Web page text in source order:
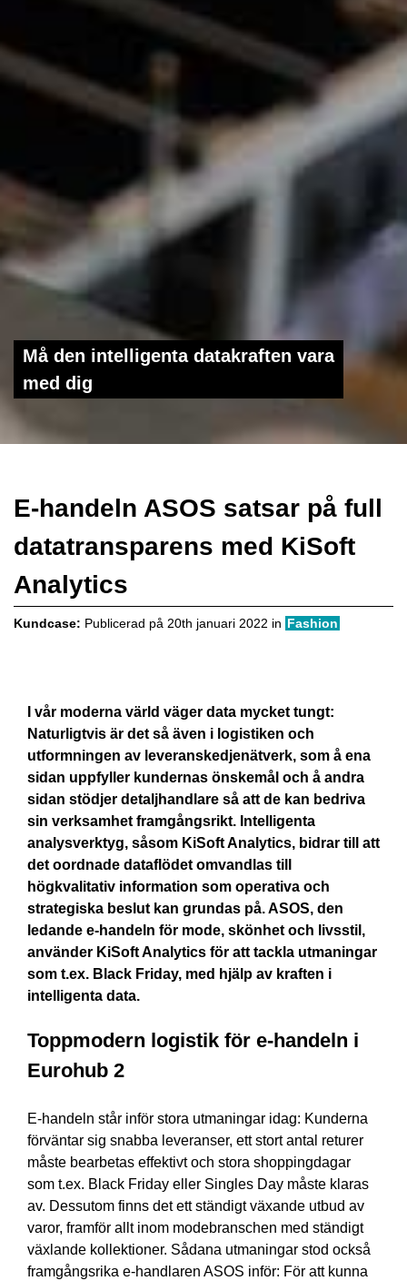
Må den intelligenta datakraften vara
med dig
E-handeln ASOS satsar på full
datatransparens med KiSoft
Analytics
Kundcase: Publicerad på 20th januari 2022 in Fashion
I vår moderna värld väger data mycket tungt:
Naturligtvis är det så även i logistiken och
utformningen av leveranskedjenätverk, som å ena
sidan uppfyller kundernas önskemål och å andra
sidan stödjer detaljhandlare så att de kan bedriva
sin verksamhet framgångsrikt. Intelligenta
analysverktyg, såsom KiSoft Analytics, bidrar till att
det oordnade dataflödet omvandlas till
högkvalitativ information som operativa och
strategiska beslut kan grundas på. ASOS, den
ledande e-handeln för mode, skönhet och livsstil,
använder KiSoft Analytics för att tackla utmaningar
som t.ex. Black Friday, med hjälp av kraften i
intelligenta data.
Toppmodern logistik för e-handeln i
Eurohub 2
E-handeln står inför stora utmaningar idag: Kunderna
förväntar sig snabba leveranser, ett stort antal returer
måste bearbetas effektivt och stora shoppingdagar
som t.ex. Black Friday eller Singles Day måste klaras
av. Dessutom finns det ett ständigt växande utbud av
varor, framför allt inom modebranschen med ständigt
växlande kollektioner. Sådana utmaningar stod också
framgångsrika e-handlaren ASOS inför: För att kunna